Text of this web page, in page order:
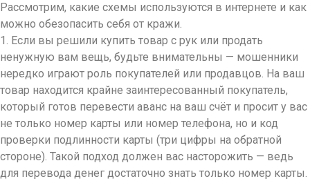
Рассмотрим, какие схемы используются в интернете и как
можно обезопасить себя от кражи.
1. Если вы решили купить товар с рук или продать
ненужную вам вещь, будьте внимательны — мошенники
нередко играют роль покупателей или продавцов. На ваш
товар находится крайне заинтересованный покупатель,
который готов перевести аванс на ваш счёт и просит у вас
не только номер карты или номер телефона, но и код
проверки подлинности карты (три цифры на обратной
стороне). Такой подход должен вас насторожить — ведь
для перевода денег достаточно знать только номер карты.